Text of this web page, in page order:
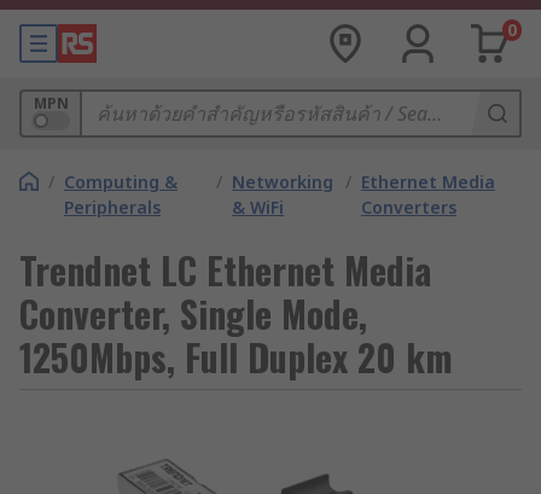
0
MPN
/ Computing &
Peripherals
/ Networking
& WiFi
/ Ethernet Media
Converters
Trendnet LC Ethernet Media
Converter, Single Mode,
1250Mbps, Full Duplex 20 km